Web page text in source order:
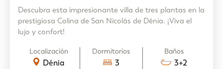
Descubra esta impresionante villa de tres plantas en la
prestigiosa Colina de San Nicolás de Dénia. ¡Viva el
lujo y confort!
Localización
Dénia
Dormitorios
3
Baños
3+2